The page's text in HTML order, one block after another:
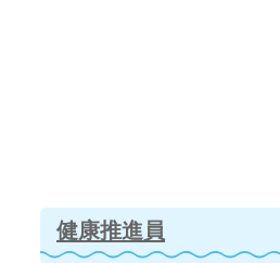
健康推進員